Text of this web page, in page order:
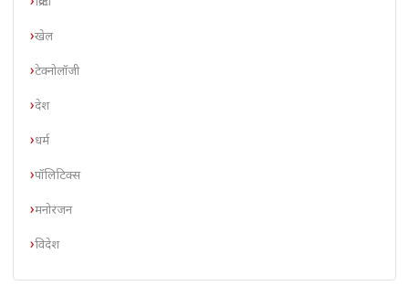
खेल
टेक्नोलॉजी
देश
धर्म
पॉलिटिक्स
मनोरंजन
विदेश